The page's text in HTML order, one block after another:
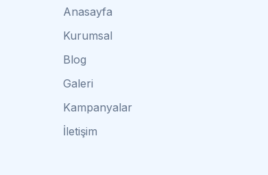
Anasayfa
Kurumsal
Blog
Galeri
Kampanyalar
İletişim